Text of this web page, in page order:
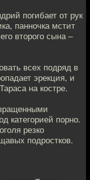
погибает от рук
панночка мстит
второго сына –
всех подряд в
эрекция, и
на костре.
категорией порно.
резко
подростков.